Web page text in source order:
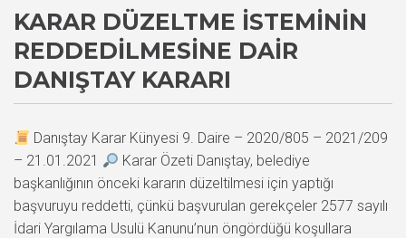
KARAR DÜZELTME İSTEMININ
REDDEDILMESINE DAIR
DANIŞTAY KARARI
Danıştay Karar Künyesi 9. Daire – 2020/805 – 2021/209
– 21.01.2021
Karar Özeti Danıştay, belediye
başkanlığının önceki kararın düzeltilmesi için yaptığı
başvuruyu reddetti, çünkü başvurulan gerekçeler 2577 sayılı
İdari Yargılama Usulü Kanunu’nun öngördüğü koşullara